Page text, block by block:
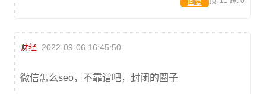
回复
财经 2022-09-06 16:45:50
微信怎么seo，不靠谱吧，封闭的圈子